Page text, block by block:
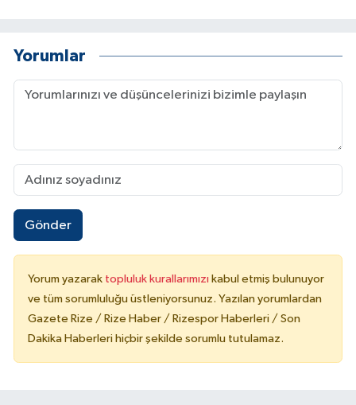
Yorumlar
Gönder
Yorum yazarak topluluk kurallarımızı kabul etmiş bulunuyor
ve tüm sorumluluğu üstleniyorsunuz. Yazılan yorumlardan
Gazete Rize / Rize Haber / Rizespor Haberleri / Son
Dakika Haberleri hiçbir şekilde sorumlu tutulamaz.